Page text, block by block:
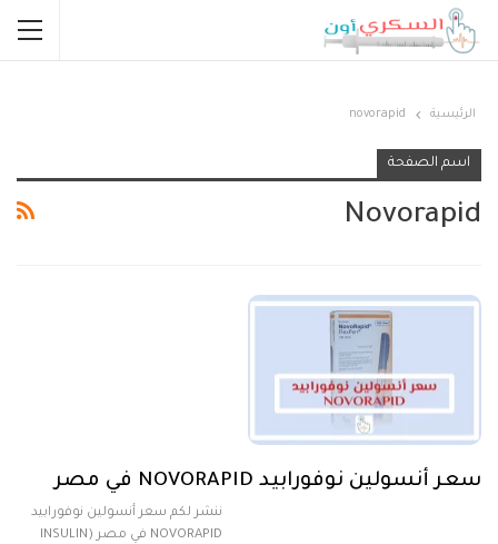
الرئيسية novorapid
اسم الصفحة
Novorapid
سعر أنسولين نوفورابيد NOVORAPID في مصر
ننشر لكم سعر أنسولين نوفورابيد
NOVORAPID في مصر (INSULIN